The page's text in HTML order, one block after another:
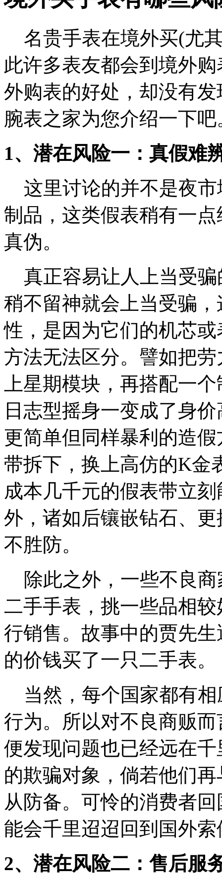
名贵手表在境外买(尤
此许多表友都会到境外
外购表的好处，却没有
腕表之家为您介绍一下吧
1、潜在风险一：真假难
这里讨论的并不是夜市
制品，这类假表稍有一
真伪。
真正容易让人上当受骗
稍不留神就会上当受骗
性，是因为它们的机芯
方法无法区分。譬如把
上星期模块，再搭配一
日志型摇身一变成了身
更简单但同样暴利的造
带拆下，换上高仿的K金
成本几千元的假表带立
外，诸如后镶嵌钻石、
不胜防。
除此之外，一些不良商
二手手表，挑一些品相
行销售。故事中的贾先
的价钱买了一只二手表。
当然，每个国家都有相
行为。所以对不良商贩
便发现问题也已经远在
的欺骗对象，倘若他们
从防备。可怜的消费者
能会千里迢迢回到国外
2、潜在风险二：售后服